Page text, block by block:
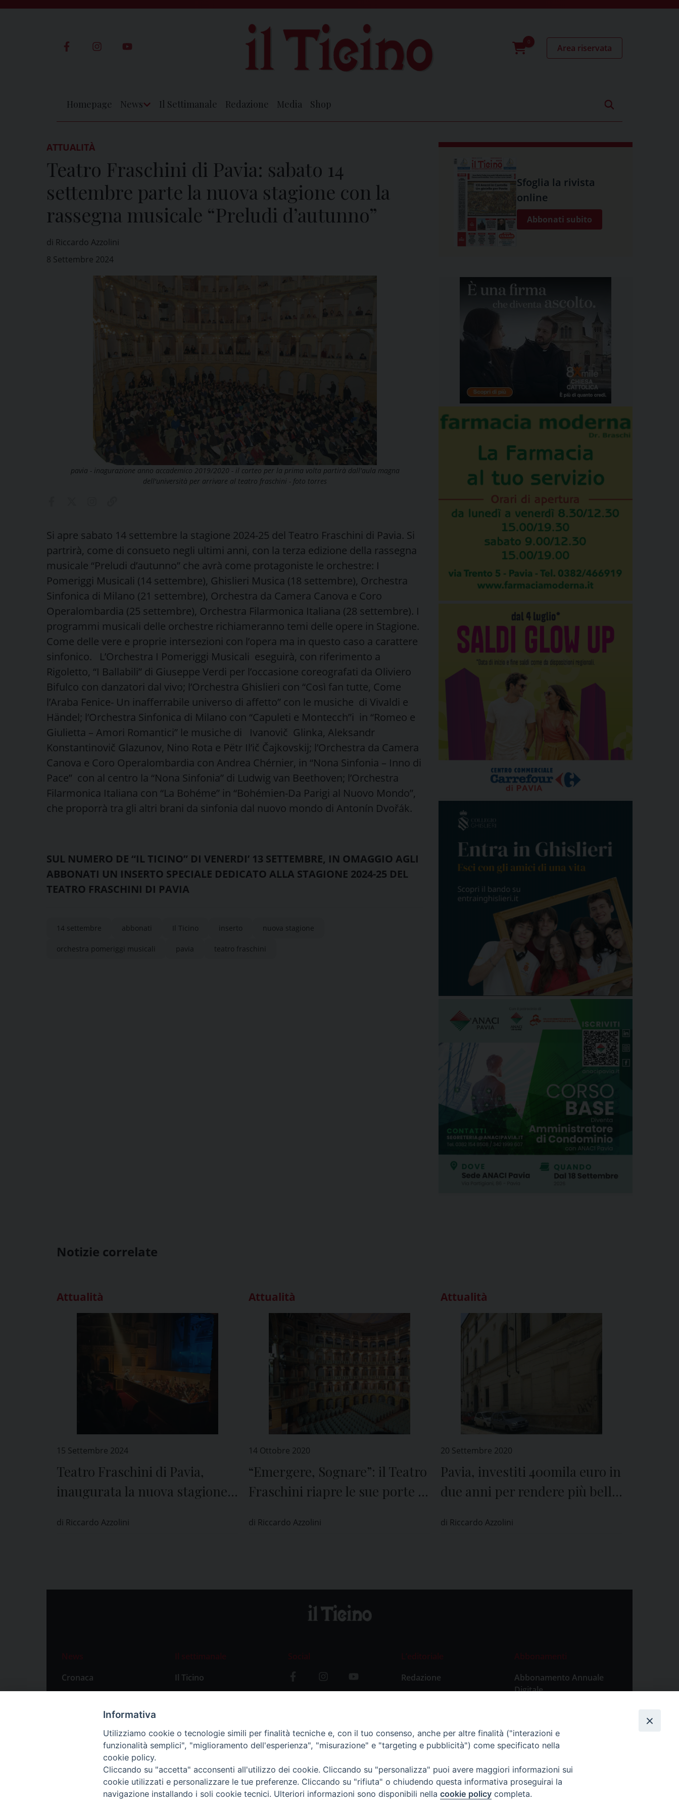
0
Area riservata
Homepage News Il Settimanale Redazione Media Shop
ATTUALITÀ
Teatro Fraschini di Pavia: sabato 14
settembre parte la nuova stagione con la
rassegna musicale “Preludi d’autunno”
di Riccardo Azzolini
8 Settembre 2024
pavia - inagurazione anno accademico 2019/2020 - il corteo per la prima volta partirà dall'aula magna
dell'università per arrivare al teatro fraschini - foto torres
Si apre sabato 14 settembre la stagione 2024-25 del Teatro Fraschini di Pavia. Si
partrirà, come di consueto negli ultimi anni, con la terza edizione della rassegna
musicale “Preludi d’autunno” che avrà come protagoniste le orchestre: I
Pomeriggi Musicali (14 settembre), Ghislieri Musica (18 settembre), Orchestra
Sinfonica di Milano (21 settembre), Orchestra da Camera Canova e Coro
Operalombardia (25 settembre), Orchestra Filarmonica Italiana (28 settembre). I
programmi musicali delle orchestre richiameranno temi delle opere in Stagione.
Come delle vere e proprie intersezioni con l’opera ma in questo caso a carattere
sinfonico. L’Orchestra I Pomeriggi Musicali eseguirà, con riferimento a
Rigoletto, “I Ballabili” di Giuseppe Verdi per l’occasione coreografati da Oliviero
Bifulco con danzatori dal vivo; l’Orchestra Ghislieri con “Così fan tutte, Come
l’Araba Fenice- Un inafferrabile universo di affetto” con le musiche di Vivaldi e
Händel; l’Orchestra Sinfonica di Milano con “Capuleti e Montecch”i in “Romeo e
Giulietta – Amori Romantici” le musiche di Ivanovič Glinka, Aleksandr
Konstantinovič Glazunov, Nino Rota e Pëtr Il’ič Čajkovskij; l’Orchestra da Camera
Canova e Coro Operalombardia con Andrea Chérnier, in “Nona Sinfonia – Inno di
Pace” con al centro la “Nona Sinfonia” di Ludwig van Beethoven; l’Orchestra
Filarmonica Italiana con “La Bohéme” in “Bohémien-Da Parigi al Nuovo Mondo”,
che proporrà tra gli altri brani da sinfonia dal nuovo mondo di Antonín Dvořák.
SUL NUMERO DE “IL TICINO” DI VENERDI’ 13 SETTEMBRE, IN OMAGGIO AGLI
ABBONATI UN INSERTO SPECIALE DEDICATO ALLA STAGIONE 2024-25 DEL
TEATRO FRASCHINI DI PAVIA
14 settembre abbonati Il Ticino inserto nuova stagione
orchestra pomeriggi musicali pavia teatro fraschini
Sfoglia la rivista
online
Abbonati subito
Notizie correlate
Attualità
15 Settembre 2024
Teatro Fraschini di Pavia,
inaugurata la nuova stagione
ballabili di Giuseppe Verdi”
di Riccardo Azzolini
Attualità
14 Ottobre 2020
“Emergere, Sognare”: il Teatro
Fraschini riapre le sue porte a
di Riccardo Azzolini
Attualità
20 Settembre 2020
Pavia, investiti 400mila euro in
due anni per rendere più bello
di Riccardo Azzolini
News
Cronaca
Attualità
Primo Piano
Il settimanale
Il Ticino
Abbonamenti
Social
L’editoriale
Redazione
Storia
Abbonamenti
Abbonamento Annuale
Digitale
Abbonamento Singola
Copia Digitale
Informativa
Utilizziamo cookie o tecnologie simili per finalità tecniche e, con il tuo consenso, anche per altre finalità ("interazioni e
funzionalità semplici", "miglioramento dell'esperienza", "misurazione" e "targeting e pubblicità") come specificato nella
cookie policy.
Cliccando su "accetta" acconsenti all'utilizzo dei cookie. Cliccando su "personalizza" puoi avere maggiori informazioni sui
cookie utilizzati e personalizzare le tue preferenze. Cliccando su "rifiuta" o chiudendo questa informativa proseguirai la
navigazione installando i soli cookie tecnici. Ulteriori informazioni sono disponibili nella cookie policy completa.